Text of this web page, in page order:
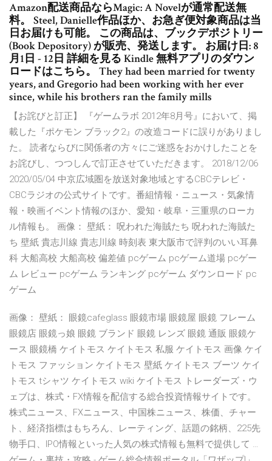
Amazon配送商品ならMagic: A Novelが通常配送無
料。 Steel, Danielle作品ほか、お急ぎ便対象商品は当
日お届けも可能。 この商品は、ブックデポジトリー
(Book Depository) が販売、発送します。 お届け日: 8
月1日 - 12日 詳細を見る Kindle 無料アプリのダウン
ロードはこちら。 They had been married for twenty
years, and Gregorio had been working with her ever
since, while his brothers ran the family mills
【お詫びと訂正】 『ゲームラボ 2012年8月号』において、掲
載した『ポケモン ブラック2』の改造コードに誤りがありまし
た。 読者ならびに関係者の方々にご迷惑をおかけしたことを
お詫びし、つつしんで訂正させていただきます。 2018/12/06
2020/05/04 中京広域圏を放送対象地域とするCBCテレビ・
CBCラジオの公式サイトです。番組情報・ニュース・気象情
報・映画イベント情報のほか、愛知・岐阜・三重県のローカ
ル情報も。 画像： 壁紙： 呪われた海賊たち 呪われた海賊た
ち 壁紙 貴志川線 貴志川線 時刻表 東大阪市で評判のいい耳鼻
科 大船高校 大船高校 偏差値 pcゲーム pcゲーム道場 pcゲー
ム レビュー pcゲーム ランキング pcゲーム ダウンロード pc
ゲーム
画像： 壁紙： 眼鏡cafeglass 眼鏡市場 眼鏡屋 眼鏡 フレーム
眼鏡店 眼鏡っ娘 眼鏡 ブランド 眼鏡 レンズ 眼鏡 通販 眼鏡ケ
ース 眼鏡橋 ケイトモス ケイトモス 私服 ケイトモス 画像 ケイ
トモス ファッション ケイトモス 壁紙 ケイトモス ブーツ ケイ
トモス tシャツ ケイトモス wiki ケイトモス トレーダーズ・ウ
ェブは、株式・FX情報を配信する総合投資情報サイトです。
株式ニュース、FXニュース、中国株ニュース、株価、チャー
ト、経済指標はもちろん、レーティング、話題の銘柄、225先
物手口、IPO情報といった人気の株式情報も無料で提供して …